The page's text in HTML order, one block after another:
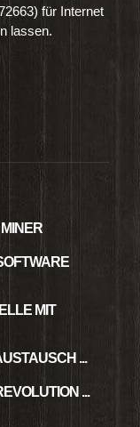
für Internet
lassen.
MIT
...
...